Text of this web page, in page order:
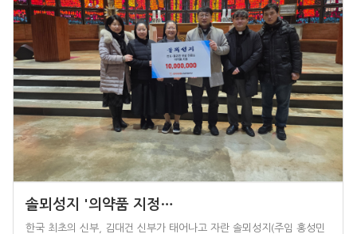
솔뫼성지 '의약품 지정…
한국 최초의 신부, 김대건 신부가 태어나고 자란 솔뫼성지(주임 홍성민